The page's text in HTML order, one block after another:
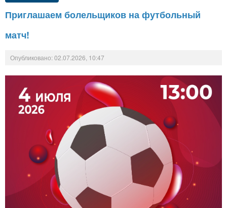
Приглашаем болельщиков на футбольный
матч!
Опубликовано: 02.07.2026, 10:47